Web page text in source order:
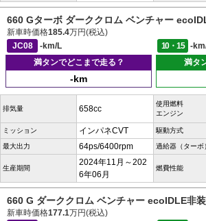
660 Gターボ ダーククロム ベンチャー
新車時価格185.4万円(税込)
JC08
-km/L 10・15
-
満タンでどこまで走る？
-km
満タ
排気量 658cc
使用燃料
エンジン
ミッション インパネCVT 駆動方式
最大出力 64ps/6400rpm 過給器（ターボ
生産期間
2024年11月～202
6年06月
燃費性能
660 G ダーククロム ベンチャー ecoIDLE非
新車時価格177.1万円(税込)